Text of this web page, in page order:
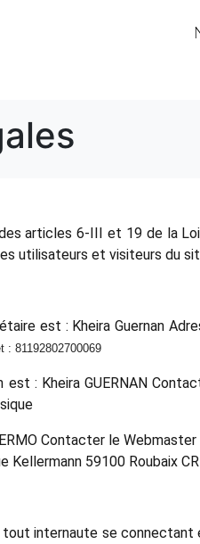
articles 6-III et 19 de la Loi
utilisateurs et visiteurs du
est : Kheira Guernan
: 81192802700069
: Kheira GUERNAN
Contacter le
Kellermann 59100 Roubaix
internaute se